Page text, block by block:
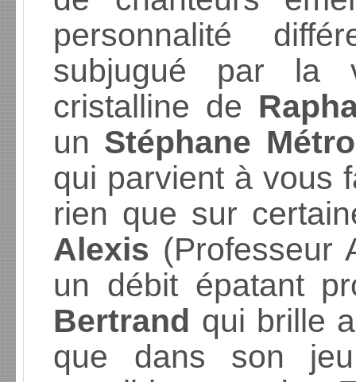
personnalité
subjugué par la
cristalline de
un Stéphane Métro
qui parvient à vous
rien que sur
Alexis (Professeur
un débit épatant
Bertrand qui brille
que dans son jeu